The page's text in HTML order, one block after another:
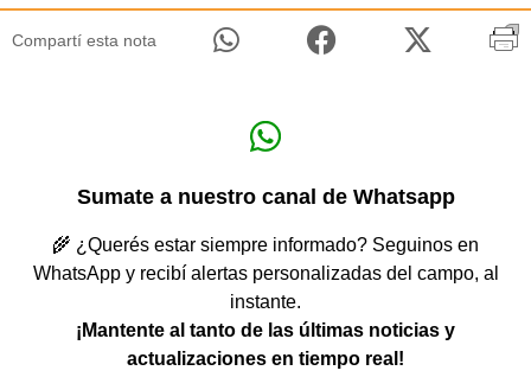
Compartí esta nota
Sumate a nuestro canal de Whatsapp
🌾 ¿Querés estar siempre informado? Seguinos en
WhatsApp y recibí alertas personalizadas del campo, al
instante.
¡Mantente al tanto de las últimas noticias y
actualizaciones en tiempo real!